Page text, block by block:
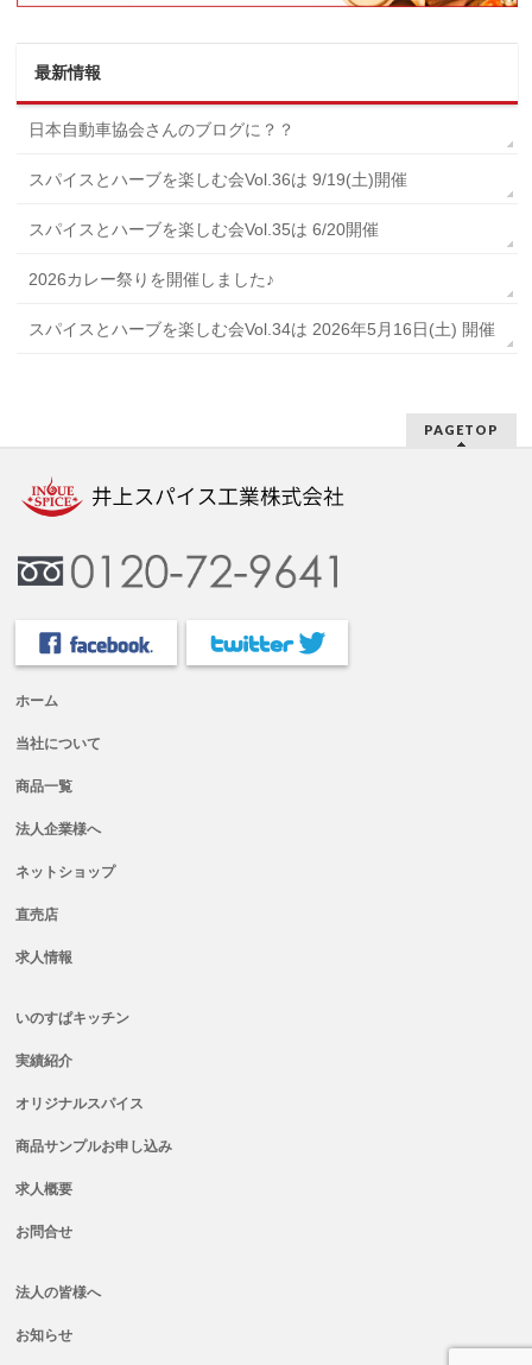
最新情報
日本自動車協会さんのブログに？？
スパイスとハーブを楽しむ会Vol.36は 9/19(土)開催
スパイスとハーブを楽しむ会Vol.35は 6/20開催
2026カレー祭りを開催しました♪
スパイスとハーブを楽しむ会Vol.34は 2026年5月16日(土) 開催
PAGETOP
ホーム
当社について
商品一覧
法人企業様へ
ネットショップ
直売店
求人情報
いのすぱキッチン
実績紹介
オリジナルスパイス
商品サンプルお申し込み
求人概要
お問合せ
法人の皆様へ
お知らせ